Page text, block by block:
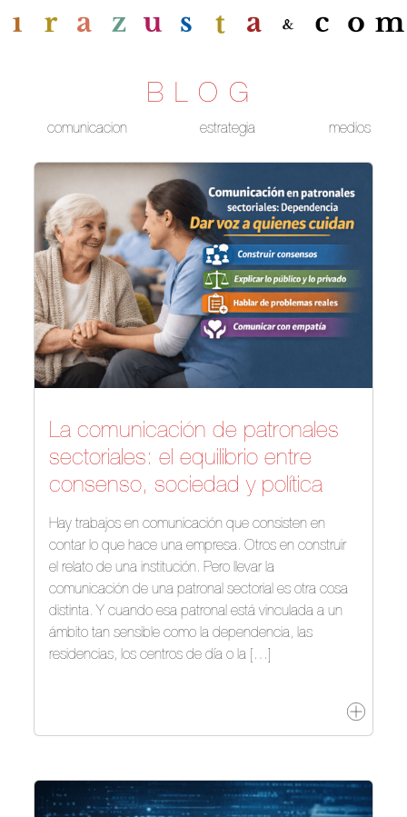
BLOG
comunicacion estrategia medios
La comunicación de patronales
sectoriales: el equilibrio entre
consenso, sociedad y política
Hay trabajos en comunicación que consisten en
contar lo que hace una empresa. Otros en construir
el relato de una institución. Pero llevar la
comunicación de una patronal sectorial es otra cosa
distinta. Y cuando esa patronal está vinculada a un
ámbito tan sensible como la dependencia, las
residencias, los centros de día o la […]